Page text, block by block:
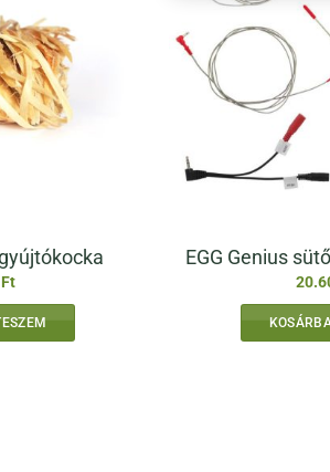
Ft
EGG Genius